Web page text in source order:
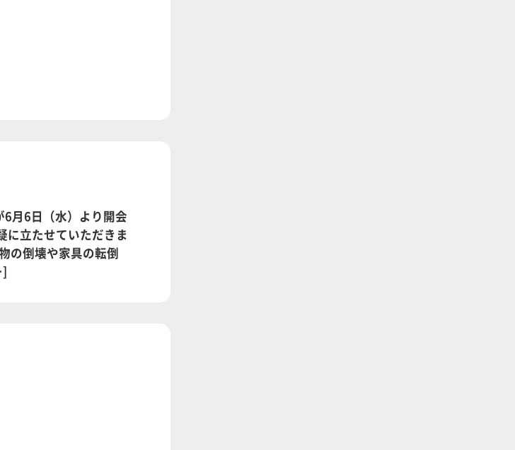
6月6日（水）より開会
に立たせていただきま
の倒壊や家具の転倒